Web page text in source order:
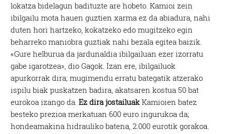
lokatza bidelagun badituzte are hobeto. Kamioi zein
ibilgailu mota hauen guztien xarma ez da abiadura, nahi
duten hori hartzeko, kokatzeko edo mugitzeko egin
beharreko maniobra guztiak nahi bezala egitea baizik.
«Gure helburua da jardunaldia ibilgailuan ezer izorratu
gabe igarotzea», dio Gagok. Izan ere, ibilgailuok
apurkorrak dira; mugimendu erratu bategatik atzerako
ispilu biak puskatzen badira, akatsaren kostua 50 bat
eurokoa izango da.Ez dira jostailuak Kamioien batez
besteko prezioa merkatuan 600 euro ingurukoa da;
hondeamakina hidrauliko batena, 2.000 eurotik gorakoa.